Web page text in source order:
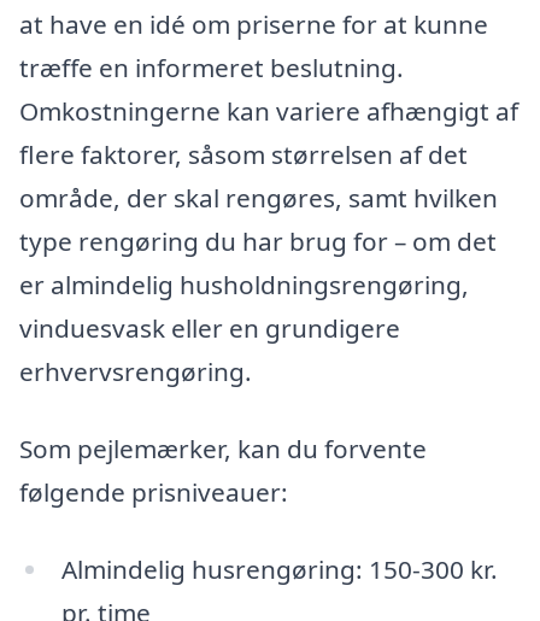
at have en idé om priserne for at kunne
træffe en informeret beslutning.
Omkostningerne kan variere afhængigt af
flere faktorer, såsom størrelsen af det
område, der skal rengøres, samt hvilken
type rengøring du har brug for – om det
er almindelig husholdningsrengøring,
vinduesvask eller en grundigere
erhvervsrengøring.
Som pejlemærker, kan du forvente
følgende prisniveauer:
Almindelig husrengøring: 150-300 kr.
pr. time